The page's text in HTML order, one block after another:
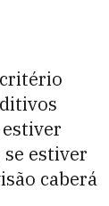
estiver
caberá